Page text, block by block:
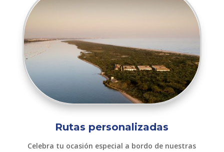
Rutas personalizadas
Celebra tu ocasión especial a bordo de nuestras